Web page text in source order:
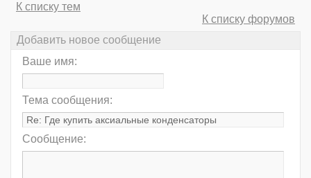
К списку тем
К списку форумов
Добавить новое сообщение
Ваше имя:
Тема сообщения:
Сообщение: